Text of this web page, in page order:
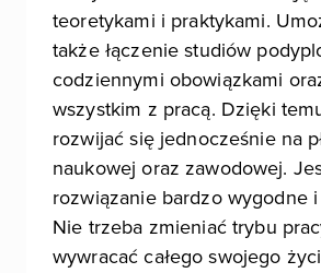
teoretykami i praktykami.
także łączenie studiów
codziennymi obowiązkami
wszystkim z pracą. Dzięki
rozwijać się jednocześnie na
naukowej oraz zawodowej.
rozwiązanie bardzo wygodne i
Nie trzeba zmieniać trybu
wywracać całego swojego